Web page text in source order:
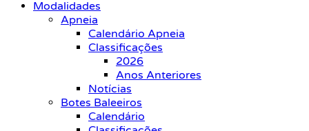
Modalidades
Apneia
Calendário Apneia
Classificações
2026
Anos Anteriores
Notícias
Botes Baleeiros
Calendário